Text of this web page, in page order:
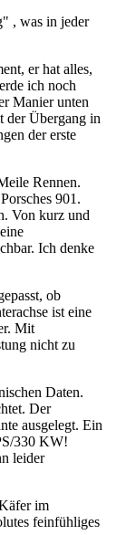
, was in jeder
er hat alles,
ich noch
Manier unten
der Übergang in
der erste
Rennen.
901.
Von kurz und
Ich denke
ob
ist eine
Mit
nicht zu
Daten.
Der
ausgelegt. Ein
330 KW!
leider
im
feinfühliges